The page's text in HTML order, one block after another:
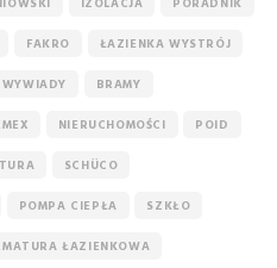
FAKRO ŁAZIENKA WYSTRÓJ
WYWIADY BRAMY
NIERUCHOMOŚCI POID
SCHÜCO
POMPA CIEPŁA SZKŁO
ŁAZIENKOWA